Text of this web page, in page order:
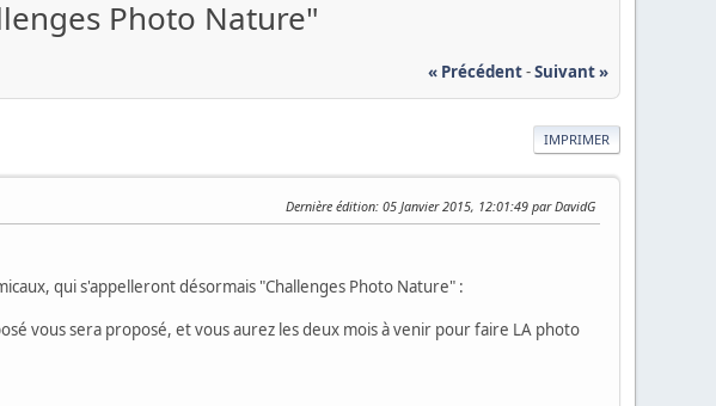
Photo Nature"
« Précédent-Suivant »
IMPRIMER
Dernière édition: 05 Janvier 2015, 12:01:49 par DavidG
qui s'appelleront désormais "Challenges Photo Nature" :
vous sera proposé, et vous aurez les deux mois à venir pour faire LA photo